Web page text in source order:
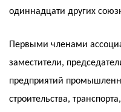
одиннадцати других
Первыми членами
заместители,
предприятий
строительства,